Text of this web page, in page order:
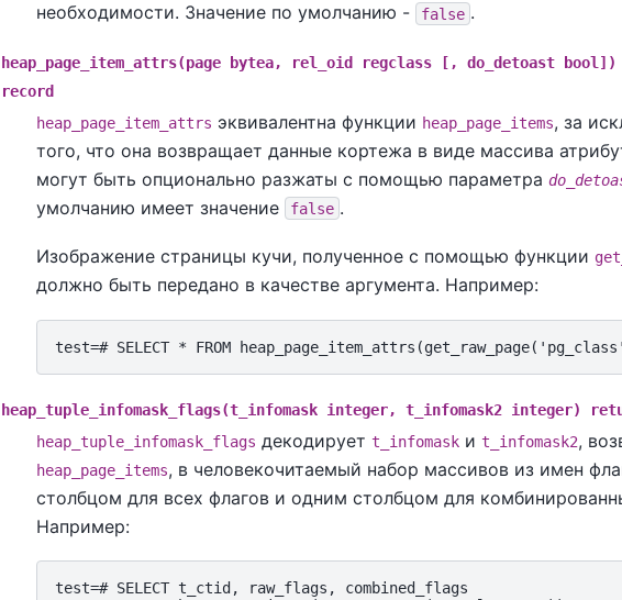
необходимости. Значение по умолчанию -
false .
heap_page_item_attrs(page bytea, rel_oid regclass [, do_detoast
record
heap_page_item_attrs эквивалентна функции heap_page_items, за
того, что она возвращает данные кортежа в виде массива
могут быть опционально разжаты с помощью параметра
умолчанию имеет значение
false .
Изображение страницы кучи, полученное с помощью функции
должно быть передано в качестве аргумента. Например:
heap_tuple_infomask_flags(t_infomask integer, t_infomask2 integer)
heap_tuple_infomask_flags декодирует t_infomask и t_infomask2,
heap_page_items, в человекочитаемый набор массивов из имен
столбцом для всех флагов и одним столбцом для
Например:
test=# SELECT t_ctid, raw_flags, combined_flags